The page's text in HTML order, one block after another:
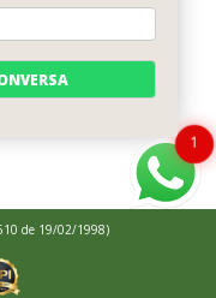
de 19/02/1998)
1